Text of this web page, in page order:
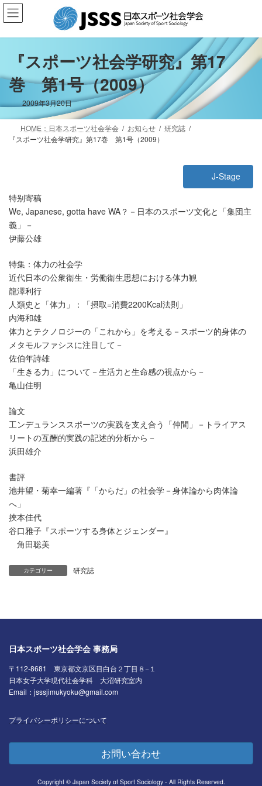
コ
ン
ス
ッ
ナ
ビ
ン
移
『スポーツ社会学研究』第17
巻 第1号（2009）
2009年3月20日
HOME：日本スポーツ社会学会 お知らせ
研究誌
『スポーツ社会学研究』第17巻 第1号（2009）
J-Stage
特别寄稿
We, Japanese, gotta have WA？－日本のスポーツ文化と「集団主
義」－
伊藤公雄
特集：体力の社会学
近代日本の公衆衛生・労働衛生思想における体力観
龍澤利行
人類史と「体力」：「摂取=消費2200Kcal法則」
内海和雄
体力とテクノロジーの「これから」を考える－スポーツ的身体の
メタモルファシスに注目して－
佐伯年詩雄
「生きる力」について－生活力と生命感の視点から－
亀山佳明
論文
工ンデュランススポーツの実践を支え合う「仲間」－トライアス
リートの互酬的実践の記述的分析から－
浜田雄介
書評
池井望・菊幸一編著『「からだ」の社会学－身体論から肉体論
へ」
挾本佳代
谷口雅子『スポーツする身体とジェンダー』
角田聡美
カテゴリー 研究誌
日本スポーツ社会学会 事務局
〒112-8681 東京都文京区目白台２丁目８−１
日本女子大学現代社会学科 大沼研究室内
Email：jsssjimukyoku@gmail.com
プライバシーポリシーについて
お問い合わせ
Copyright © Japan Society of Sport Sociology - All Rights Reserved.